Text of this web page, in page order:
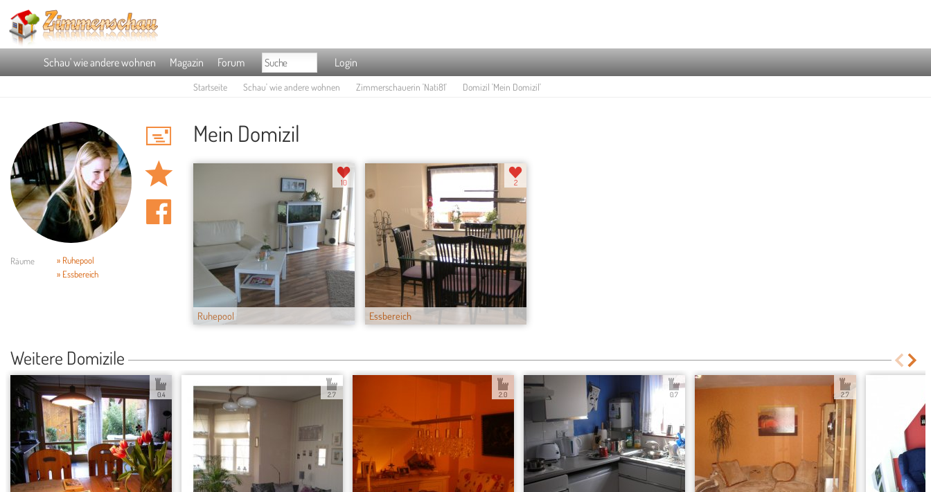
Schau' wie andere wohnen Magazin Forum Login
Startseite Schau' wie andere wohnen Zimmerschauerin 'Nati81' Domizil 'Mein Domizil'
Räume
» Ruhepool
» Essbereich
Mein Domizil
Ruhepool
10
Essbereich
2
Weitere Domizile
0.4 2.7 2.0 0.7 2.7